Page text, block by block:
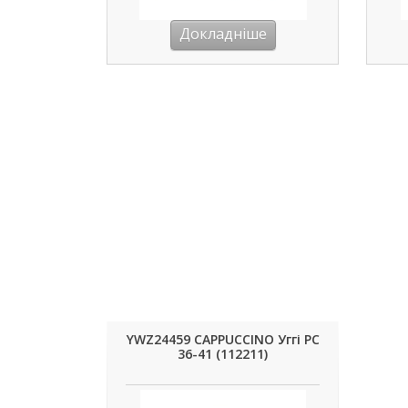
Докладніше
YWZ24459 CAPPUCCINO Уггі РС
36-41 (112211)